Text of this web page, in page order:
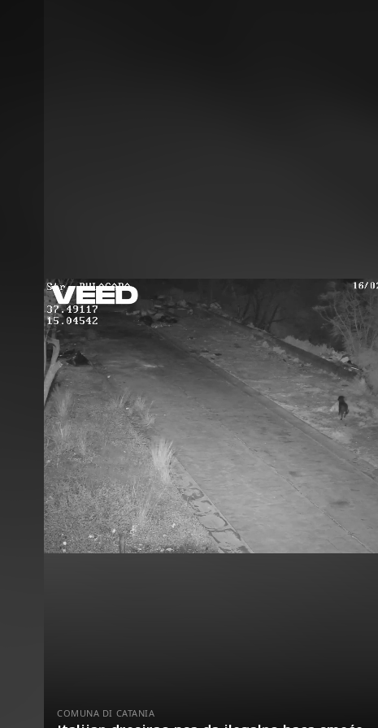
COMUNA DI CATANIA